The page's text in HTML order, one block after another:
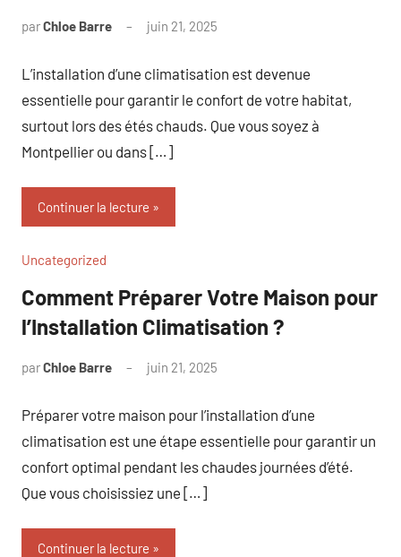
parChloe Barre juin 21, 2025
L’installation d’une climatisation est devenue
essentielle pour garantir le confort de votre habitat,
surtout lors des étés chauds. Que vous soyez à
Montpellier ou dans […]
Continuer la lecture
Uncategorized
Comment Préparer Votre Maison pour
l’Installation Climatisation ?
parChloe Barre juin 21, 2025
Préparer votre maison pour l’installation d’une
climatisation est une étape essentielle pour garantir un
confort optimal pendant les chaudes journées d’été.
Que vous choisissiez une […]
Continuer la lecture